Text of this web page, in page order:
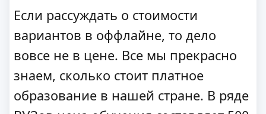
Если рассуждать о стоимости
вариантов в оффлайне, то дело
вовсе не в цене. Все мы прекрасно
знаем, сколько стоит платное
образование в нашей стране. В ряде